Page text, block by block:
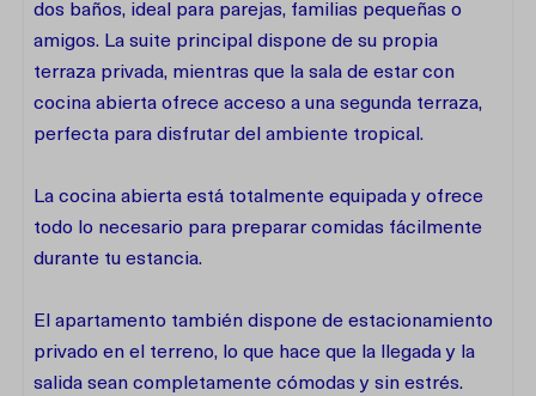
dos baños, ideal para parejas, familias pequeñas o
amigos. La suite principal dispone de su propia
terraza privada, mientras que la sala de estar con
cocina abierta ofrece acceso a una segunda terraza,
perfecta para disfrutar del ambiente tropical.
La cocina abierta está totalmente equipada y ofrece
todo lo necesario para preparar comidas fácilmente
durante tu estancia.
El apartamento también dispone de estacionamiento
privado en el terreno, lo que hace que la llegada y la
salida sean completamente cómodas y sin estrés.